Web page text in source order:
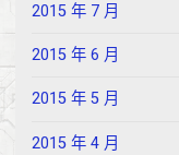
2015 年 7 月
2015 年 6 月
2015 年 5 月
2015 年 4 月